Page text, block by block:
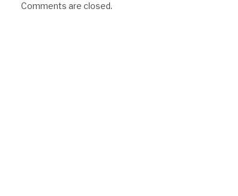
Comments are closed.